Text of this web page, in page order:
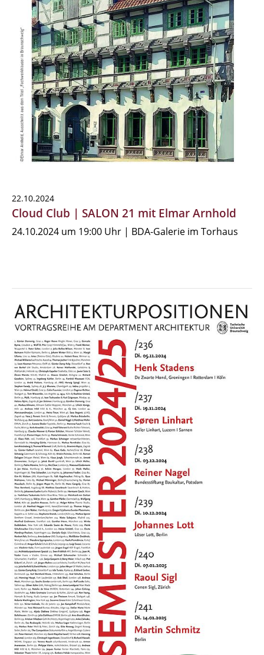
22.10.2024
Cloud Club | SALON 21 mit Elmar Arnhold
24.10.2024 um 19:00 Uhr | BDA-Galerie im Torhaus